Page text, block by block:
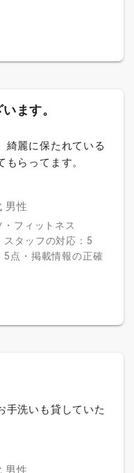
ます。
綺麗に保たれている
らってます。
男性
フィットネス
スタッフの対応：5
5点・掲載情報の正確
手洗いも貸していた
男性